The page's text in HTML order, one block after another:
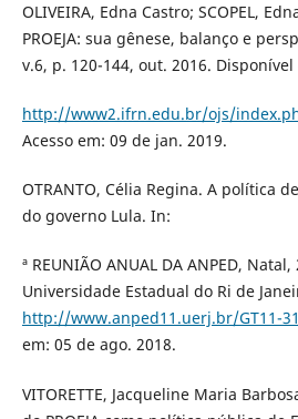
OLIVEIRA, Edna Castro; SCOPEL,
PROEJA: sua gênese, balanço e
v.6, p. 120-144, out. 2016. Disponível
http://www2.ifrn.edu.br/ojs/
Acesso em: 09 de jan. 2019.
OTRANTO, Célia Regina. A política
do governo Lula. In:
ª REUNIÃO ANUAL DA ANPED,
Universidade Estadual do Ri de
http://www.anped11.uerj.br/GT11-
em: 05 de ago. 2018.
VITORETTE, Jacqueline Maria